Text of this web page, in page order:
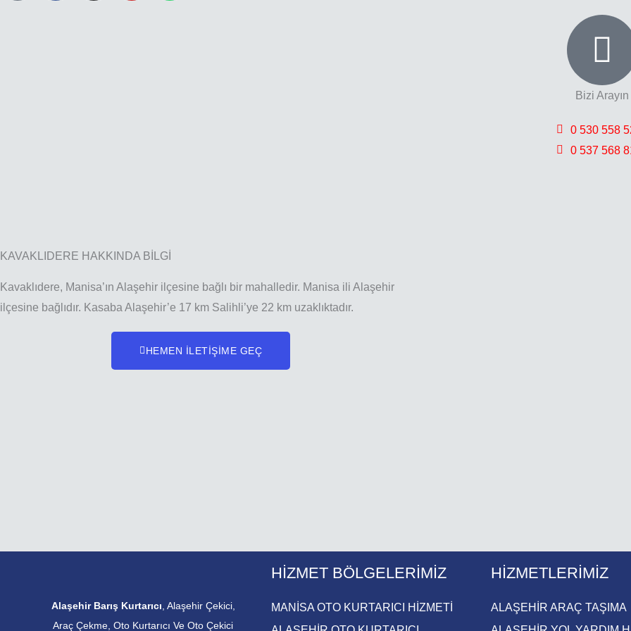
Bizi Arayın
0 530 558
0 537 568
KAVAKLIDERE HAKKINDA BİLGİ
Kavaklıdere, Manisa’ın Alaşehir ilçesine bağlı bir mahalledir. Manisa ili Alaşehir
ilçesine bağlıdır. Kasaba Alaşehir’e 17 km Salihli’ye 22 km uzaklıktadır.
HEMEN İLETİŞİME GEÇ
Alaşehir Barış Kurtarıcı , Alaşehir Çekici,
Araç Çekme, Oto Kurtarıcı Ve Oto Çekici
HIZMET BÖLGELERIMIZ
MANİSA OTO KURTARICI HİZMETİ
HIZMETLERIMIZ
ALAŞEHIR ARAÇ TAŞIMA